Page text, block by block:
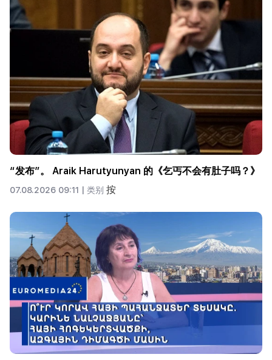
“发布”。 Araik Harutyunyan 的《乞丐不会有肚子吗？》
07.08.2026 09:11 | 类别 按